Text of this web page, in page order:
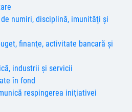
numiri, disciplină, imunităţi şi
finanţe, activitate bancară şi
industrii şi servicii
în fond
respingerea iniţiativei